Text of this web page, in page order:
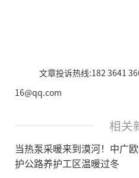
文章投诉热线:182 3641
16@qq.com
相关
当热泵采暖来到漠河！中广
护公路养护工区温暖过冬